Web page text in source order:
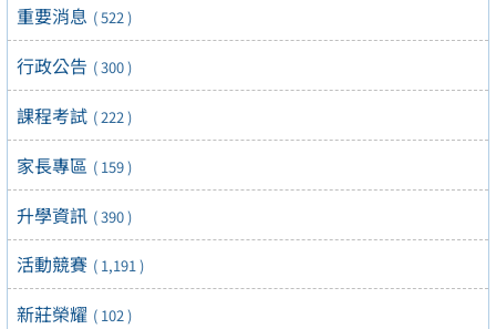
重要消息 ( 522 )
行政公告 ( 300 )
課程考試 ( 222 )
家長專區 ( 159 )
升學資訊 ( 390 )
活動競賽 ( 1,191 )
新莊榮耀 ( 102 )